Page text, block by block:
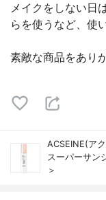
メイクをしない日
らを使うなど、使
素敵な商品をあり
ACSEINE(ア
スーパーサン
＞